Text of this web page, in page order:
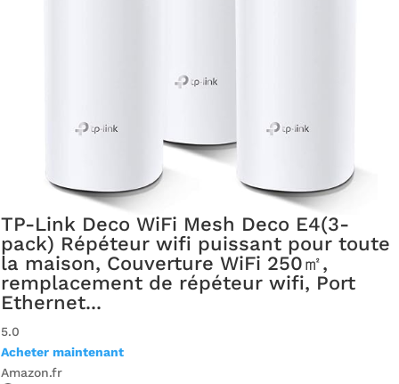
TP-Link Deco WiFi Mesh Deco E4(3-
pack) Répéteur wifi puissant pour toute
la maison, Couverture WiFi 250㎡,
remplacement de répéteur wifi, Port
Ethernet...
5.0
Acheter maintenant
Amazon.fr